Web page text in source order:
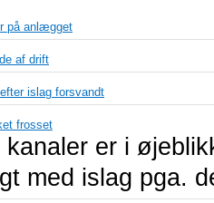
på anlægget
af drift
islag forsvandt
frosset
kanaler er i
med islag pga.